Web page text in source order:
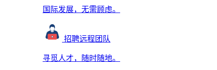
国际发展，无需顾虑。
招聘远程团队
寻觅人才，随时随地。